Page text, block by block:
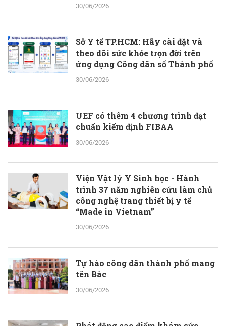
30/06/2026
Sở Y tế TP.HCM: Hãy cài đặt và
theo dõi sức khỏe trọn đời trên
ứng dụng Công dân số Thành phố
30/06/2026
UEF có thêm 4 chương trình đạt
chuẩn kiểm định FIBAA
30/06/2026
Viện Vật lý Y Sinh học - Hành
trình 37 năm nghiên cứu làm chủ
công nghệ trang thiết bị y tế
“Made in Vietnam”
30/06/2026
Tự hào công dân thành phố mang
tên Bác
30/06/2026